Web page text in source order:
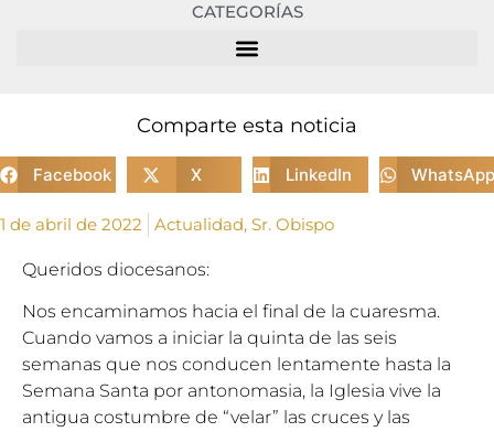
CATEGORÍAS
Comparte esta noticia
Facebook X LinkedIn WhatsApp
1 de abril de 2022 Actualidad, Sr. Obispo
Queridos diocesanos:
Nos encaminamos hacia el final de la cuaresma.
Cuando vamos a iniciar la quinta de las seis
semanas que nos conducen lentamente hasta la
Semana Santa por antonomasia, la Iglesia vive la
antigua costumbre de “velar” las cruces y las